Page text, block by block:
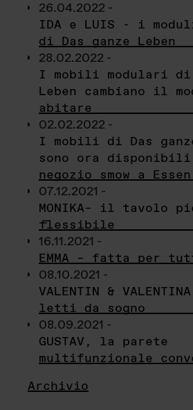
26.04.2022 -
IDA e LUIS - i
di Das ganze Leben
28.02.2022 -
I mobili modulari di
Leben cambiano il
abitare
02.02.2022 -
I mobili di Das
sono ora
negozio smow a Essen
07.12.2021 -
MONIKA– il tavolo
flessibile
16.11.2021 -
EMMA – fatta per
08.10.2021 -
VALENTIN &
letti da sogno
08.09.2021 -
GUSTAV, la parete
multifunzionale
Archivio